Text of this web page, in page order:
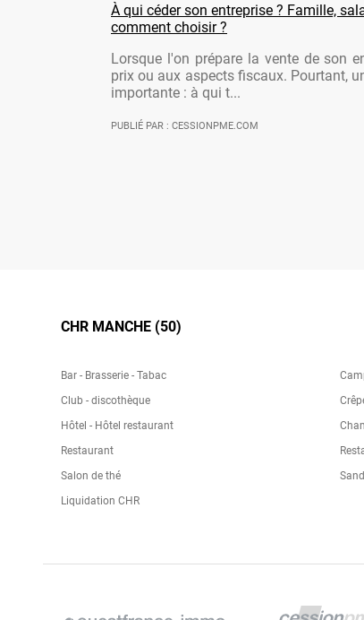
À qui céder son entreprise ? Famille,
comment choisir ?
Lorsque l'on prépare la vente de son
prix ou aux aspects fiscaux. Pourtant,
importante : à qui t...
PUBLIÉ PAR : CESSIONPME.COM
CHR MANCHE (50)
Bar - Brasserie - Tabac
Club - discothèque
Hôtel - Hôtel restaurant
Restaurant
Salon de thé
Liquidation CHR